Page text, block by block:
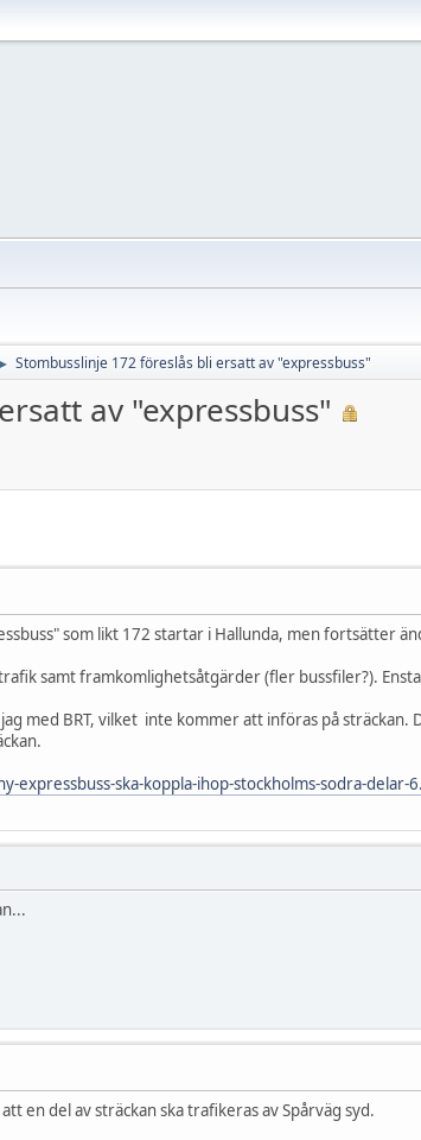
► Stombusslinje 172 föreslås bli ersatt av "expressbuss"
av "expressbuss"
som likt 172 startar i Hallunda, men fortsätter
samt framkomlighetsåtgärder (fler bussfiler?).
med BRT, vilket inte kommer att införas på
expressbuss-ska-koppla-ihop-stockholms-sodra-
en del av sträckan ska trafikeras av Spårväg syd.